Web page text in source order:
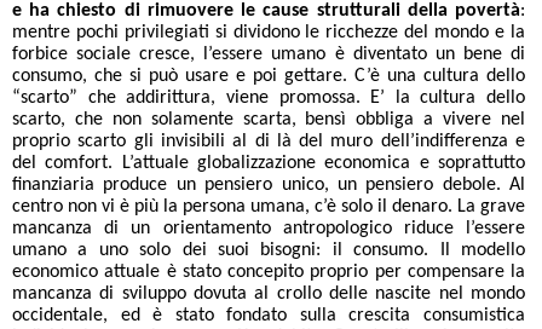
e ha chiesto di rimuovere le cause strutturali della povertà:
mentre pochi privilegiati si dividono le ricchezze del mondo e la
forbice sociale cresce, l’essere umano è diventato un bene di
consumo, che si può usare e poi gettare. C’è una cultura dello
“scarto” che addirittura, viene promossa. E’ la cultura dello
scarto, che non solamente scarta, bensì obbliga a vivere nel
proprio scarto gli invisibili al di là del muro dell’indifferenza e
del comfort. L’attuale globalizzazione economica e soprattutto
finanziaria produce un pensiero unico, un pensiero debole. Al
centro non vi è più la persona umana, c’è solo il denaro. La grave
mancanza di un orientamento antropologico riduce l’essere
umano a uno solo dei suoi bisogni: il consumo. Il modello
economico attuale è stato concepito proprio per compensare la
mancanza di sviluppo dovuta al crollo delle nascite nel mondo
occidentale, ed è stato fondato sulla crescita consumistica